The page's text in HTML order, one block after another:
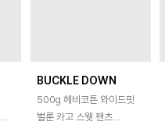
BUCKLE DOWN
500g 헤비코튼 와이드핏
벌룬 카고 스웻 팬츠